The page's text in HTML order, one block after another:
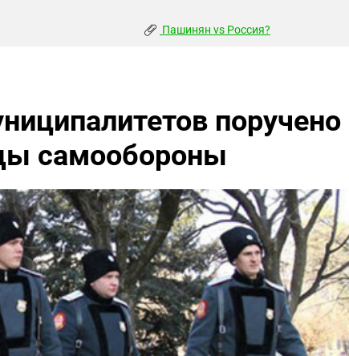
Пашинян vs Россия?
поручено
самообороны